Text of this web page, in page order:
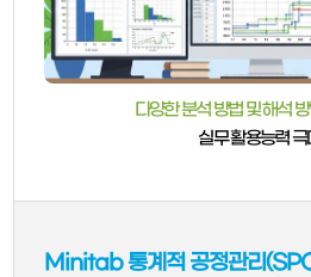
다양한 분석 방법 및 해석
실무 활용능력 극
Minitab 통계적 공정관리